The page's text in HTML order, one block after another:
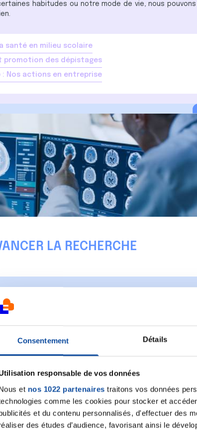
Consentement Détails
responsable de vos données
et nos 1022 partenaires traitons vos données
comme les cookies pour stocker et
et du contenu personnalisés, d'effectuer des
des études d’audience, favorisant ainsi le
habitudes ou notre mode de vie, nous pouvons
santé en milieu scolaire
promotion des dépistages
: Nos actions en entreprise
LA RECHERCHE
et les chercheurs est une priorité et une des
de La Ligue contre le cancer. Le Comité de Paris
en soutenant toute la recherche contre
chercheurs ou chercheurs confirmés, équipes
labellisées, prix scientifiques.
à la recherche